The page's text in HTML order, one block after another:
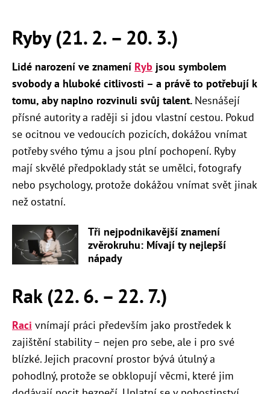
Ryby (21. 2. – 20. 3.)
Lidé narození ve znamení Ryb jsou symbolem
svobody a hluboké citlivosti – a právě to potřebují k
tomu, aby naplno rozvinuli svůj talent. Nesnášejí
přísné autority a raději si jdou vlastní cestou. Pokud
se ocitnou ve vedoucích pozicích, dokážou vnímat
potřeby svého týmu a jsou plní pochopení. Ryby
mají skvělé předpoklady stát se umělci, fotografy
nebo psychology, protože dokážou vnímat svět jinak
než ostatní.
Tři nejpodnikavější znamení
zvěrokruhu: Mívají ty nejlepší
nápady
Rak (22. 6. – 22. 7.)
Raci vnímají práci především jako prostředek k
zajištění stability – nejen pro sebe, ale i pro své
blízké. Jejich pracovní prostor bývá útulný a
pohodlný, protože se obklopují věcmi, které jim